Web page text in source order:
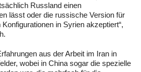
Russland einen
lässt oder die russische Version für
in Syrien akzeptiert“,
aus der Arbeit im Iran in
wobei in China sogar die spezielle